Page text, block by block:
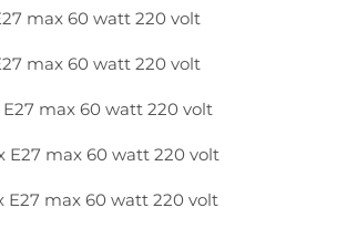
max 60 watt 220 volt
max 60 watt 220 volt
max 60 watt 220 volt
E27 max 60 watt 220 volt
E27 max 60 watt 220 volt